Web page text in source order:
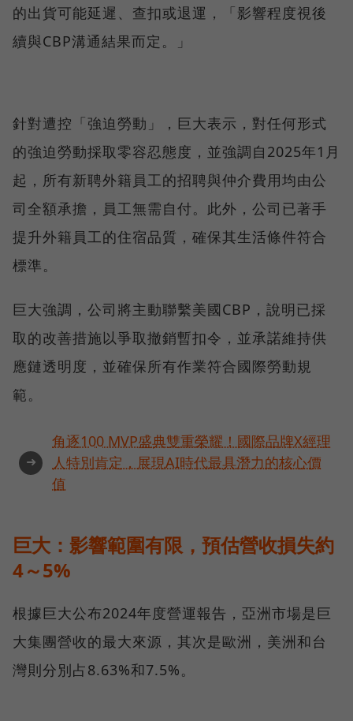
的出貨可能延遲、查扣或退運，「影響程度視後
續與CBP溝通結果而定。」
針對遭控「強迫勞動」，巨大表示，對任何形式
的強迫勞動採取零容忍態度，並強調自2025年1月
起，所有新聘外籍員工的招聘與仲介費用均由公
司全額承擔，員工無需自付。此外，公司已著手
提升外籍員工的住宿品質，確保其生活條件符合
標準。
巨大強調，公司將主動聯繫美國CBP，說明已採
取的改善措施以爭取撤銷暫扣令，並承諾維持供
應鏈透明度，並確保所有作業符合國際勞動規
範。
➜
角逐100 MVP盛典雙重榮耀！國際品牌X經理
人特別肯定，展現AI時代最具潛力的核心價
值
巨大：影響範圍有限，預估營收損失約
4～5%
根據巨大公布2024年度營運報告，亞洲市場是巨
大集團營收的最大來源，其次是歐洲，美洲和台
灣則分別占8.63%和7.5%。